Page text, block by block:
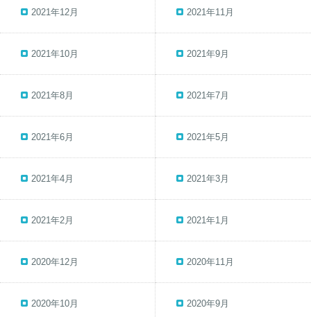
2021年12月 2021年11月
2021年10月 2021年9月
2021年8月 2021年7月
2021年6月 2021年5月
2021年4月 2021年3月
2021年2月 2021年1月
2020年12月 2020年11月
2020年10月 2020年9月